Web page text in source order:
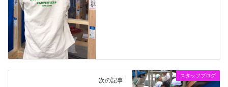
スタッフブログ
次の記事